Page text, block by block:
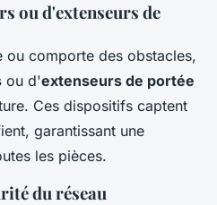
ou d'extenseurs de
ou comporte des obstacles,
ou d'extenseurs de portée
Ces dispositifs captent
garantissant une
les pièces.
du réseau